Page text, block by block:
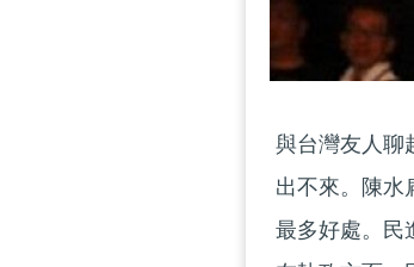
與台灣友人聊
出不來。陳水
最多好處。民